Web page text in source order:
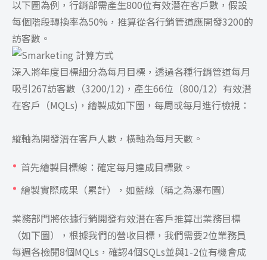
以下圖為例，行銷部需產生800位有效潛在客戶數，假設
每個階段轉換率為50%，推算從各行銷管道應開發3200的
訪客數。
深入將年度目標細分為每月目標，透過各種行銷管道每月
吸引267訪客數（3200/12)，產生66位（800/12）有效潛
在客戶（MQLs)，繪製成如下圖，每周或每月進行檢視：
縱軸為開發潛在客戶人數，橫軸為每月天數。
首先繪製目標線：確定每月達成目標數。
繪製實際成果（累計），如藍線（稱之為瀑布圖）
業務部門將依據行銷開發有效潛在客戶推算出業務目標
（如下圖），根據我們的營收目標，我們需要2位業務員
每週各檢閱8個MQLs，確認4個SQLs並與1-2位有機會成